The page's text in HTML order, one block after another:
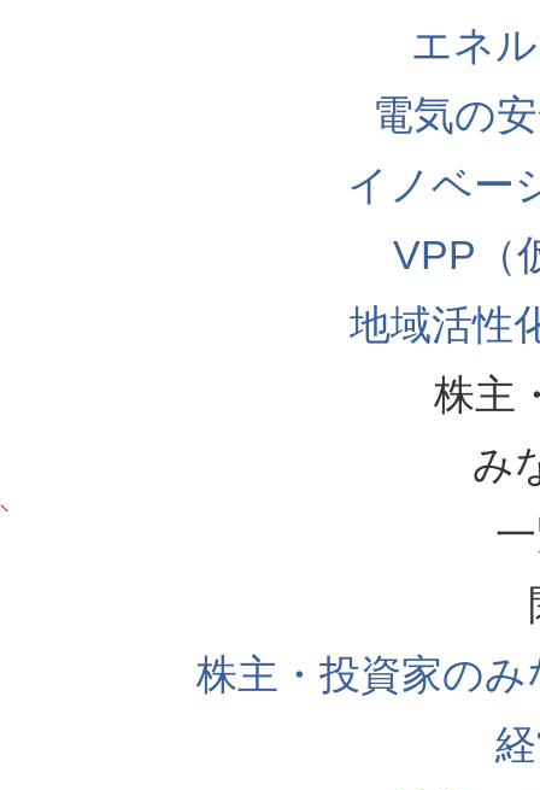
エネ
電気の
イノベー
VPP（
地域活性
株主
み
株主・投資家の